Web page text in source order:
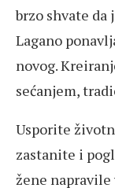
brzo shvate da
Lagano
novog.
sećanjem,
Usporite
zastanite i
žene napravile